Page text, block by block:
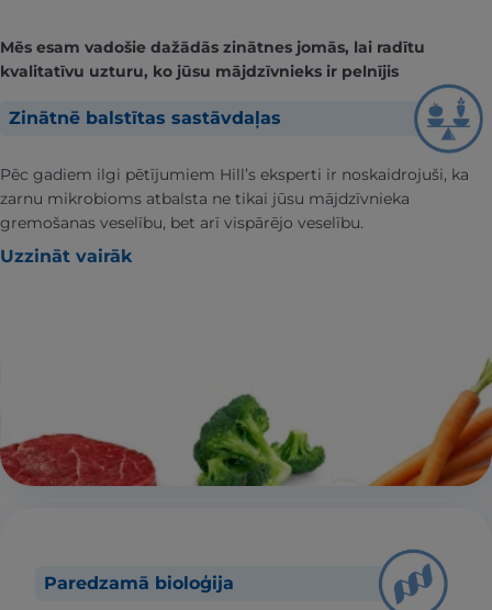
Mēs esam vadošie dažādās zinātnes jomās, lai radītu
kvalitatīvu uzturu, ko jūsu mājdzīvnieks ir pelnījis
Zinātnē balstītas sastāvdaļas
Pēc gadiem ilgi pētījumiem Hill’s eksperti ir noskaidrojuši, ka
zarnu mikrobioms atbalsta ne tikai jūsu mājdzīvnieka
gremošanas veselību, bet arī vispārējo veselību.
Uzzināt vairāk
Paredzamā bioloģija